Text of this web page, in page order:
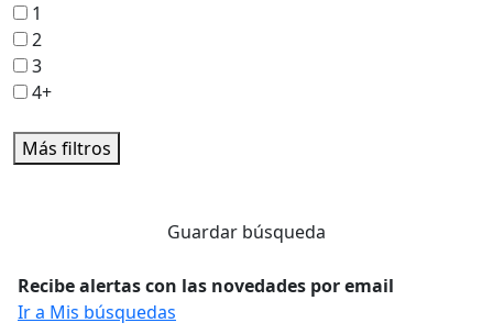
1
2
3
4+
Más filtros
Guardar búsqueda
Recibe alertas con las novedades por email
Ir a Mis búsquedas